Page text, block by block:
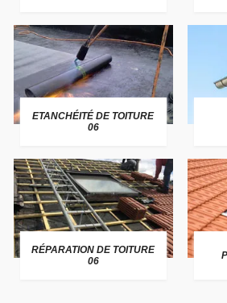
ETANCHÉITÉ DE TOITURE
06
RÉPARATION DE TOITURE
06